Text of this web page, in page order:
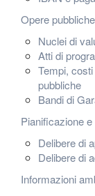
Opere pubbliche
Nuclei di
Atti di
Tempi,
pubbliche
Bandi di
Pianificazione
Delibere di
Delibere di
Informazioni